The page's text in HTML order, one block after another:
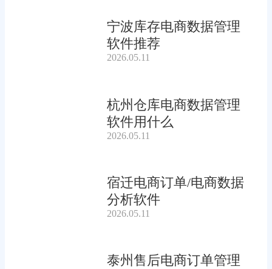
宁波库存电商数据管理
软件推荐
2026.05.11
杭州仓库电商数据管理
软件用什么
2026.05.11
宿迁电商订单/电商数据
分析软件
2026.05.11
泰州售后电商订单管理